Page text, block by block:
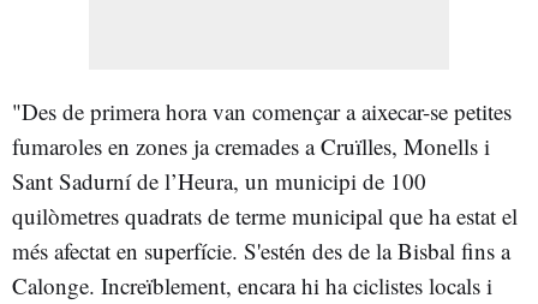
"Des de primera hora van començar a aixecar-se petites
fumaroles en zones ja cremades a Cruïlles, Monells i
Sant Sadurní de l’Heura, un municipi de 100
quilòmetres quadrats de terme municipal que ha estat el
més afectat en superfície. S'estén des de la Bisbal fins a
Calonge. Increïblement, encara hi ha ciclistes locals i